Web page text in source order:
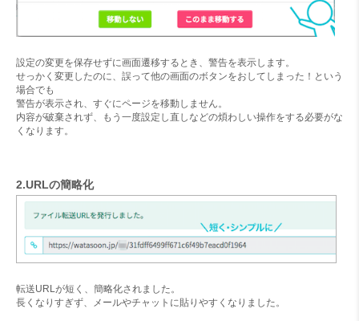
設定の変更を保存せずに画面遷移するとき、警告を表示します。
せっかく変更したのに、誤って他の画面のボタンをおしてしまった！という
場合でも
警告が表示され、すぐにページを移動しません。
内容が破棄されず、もう一度設定し直しなどの煩わしい操作をする必要がな
くなります。
2.URLの簡略化
転送URLが短く、簡略化されました。
長くなりすぎず、メールやチャットに貼りやすくなりました。